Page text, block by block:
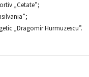
„Cetate”;
„Dragomir Hurmuzescu”.